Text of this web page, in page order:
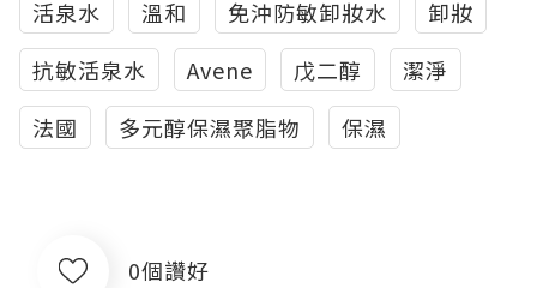
活泉水
溫和 免沖防敏卸妝水
卸妝
抗敏活泉水
Avene 戊二醇
潔淨
法國
多元醇保濕聚脂物 保濕
0個讚好